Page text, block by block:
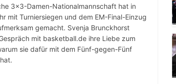
3×3-Damen-Nationalmannschaft hat in
mit Turniersiegen und dem EM-Final-Einzug
gemacht. Svenja Brunckhorst
mit basketball.de ihre Liebe zum
sie dafür mit dem Fünf-gegen-Fünf